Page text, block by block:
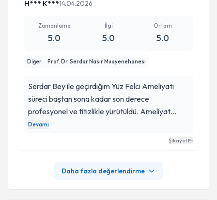
H*** K***14.04.2026
Zamanlama
5.0
İlgi
5.0
Ortam
5.0
Diğer Prof. Dr. Serdar Nasır Muayenehanesi
Serdar Bey ile geçirdiğim Yüz Felci Ameliyatı
süreci baştan sona kadar son derece
profesyonel ve titizlikle yürütüldü. Ameliyat
öncesi yüz kaslarım ve sinirler detaylı bir şekilde
incelendi, olası riskler ve ameliyatın aşamaları
sağlandı. Ameliyat sırasında gösterilen özen ve
dikkat sayesinde işlem güvenli ve konforlu geçti.
Devamı
Şikayet Et
Daha fazla değerlendirme